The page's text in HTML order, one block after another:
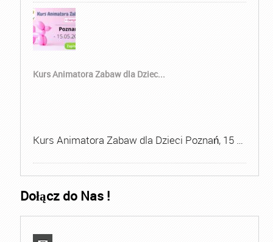
Kurs Animatora Zabaw dla Dziec...
Kurs Animatora Zabaw dla Dzieci Poznań, 15 …
Dołącz do Nas !